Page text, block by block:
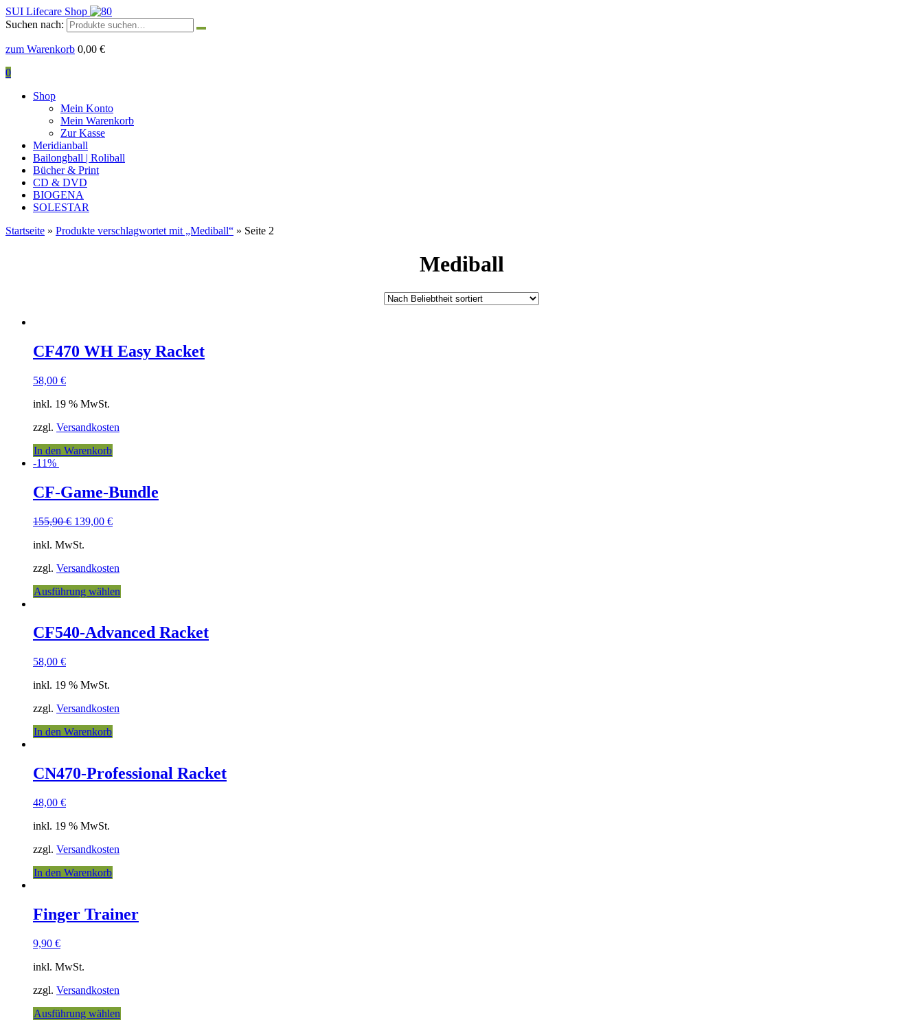
SUI Lifecare Shop
Suchen nach:
zum Warenkorb 0,00 €
0
Shop
Mein Konto
Mein Warenkorb
Zur Kasse
Meridianball
Bailongball | Roliball
Bücher & Print
CD & DVD
BIOGENA
SOLESTAR
Startseite » Produkte verschlagwortet mit „Mediball“ » Seite 2
Mediball
CF470 WH Easy Racket
58,00 €
inkl. 19 % MwSt.
zzgl. Versandkosten
In den Warenkorb
-11%
CF-Game-Bundle
155,90€ 139,00 €
inkl. MwSt.
zzgl. Versandkosten
Ausführung wählen
CF540-Advanced Racket
58,00 €
inkl. 19 % MwSt.
zzgl. Versandkosten
In den Warenkorb
CN470-Professional Racket
48,00 €
inkl. 19 % MwSt.
zzgl. Versandkosten
In den Warenkorb
Finger Trainer
9,90 €
inkl. MwSt.
zzgl. Versandkosten
Ausführung wählen